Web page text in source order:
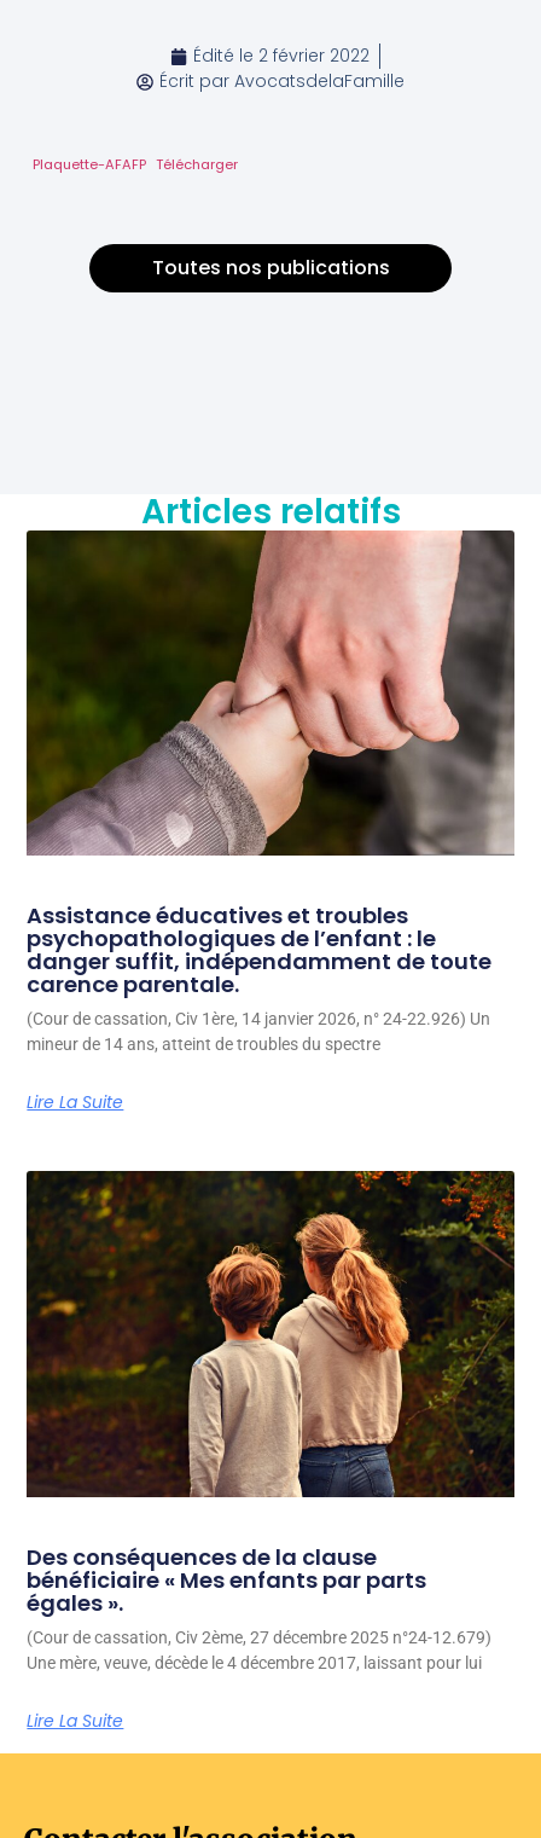
Édité le 2 février 2022
Écrit par AvocatsdelaFamille
Plaquette-AFAFP Télécharger
Toutes nos publications
Articles relatifs
Assistance éducatives et troubles
psychopathologiques de l’enfant : le
danger suffit, indépendamment de toute
carence parentale.
(Cour de cassation, Civ 1ère, 14 janvier 2026, n° 24-22.926) Un
mineur de 14 ans, atteint de troubles du spectre
Lire La Suite
Des conséquences de la clause
bénéficiaire « Mes enfants par parts
égales ».
(Cour de cassation, Civ 2ème, 27 décembre 2025 n°24-12.679)
Une mère, veuve, décède le 4 décembre 2017, laissant pour lui
Lire La Suite